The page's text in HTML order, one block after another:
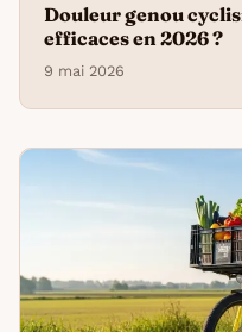
Douleur genou
efficaces en 2026 ?
9 mai 2026